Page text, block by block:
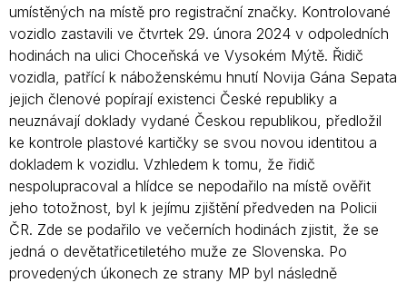
umístěných na místě pro registrační značky. Kontrolované
vozidlo zastavili ve čtvrtek 29. února 2024 v odpoledních
hodinách na ulici Choceňská ve Vysokém Mýtě. Řidič
vozidla, patřící k náboženskému hnutí Novija Gána Sepata
jejich členové popírají existenci České republiky a
neuznávají doklady vydané Českou republikou, předložil
ke kontrole plastové kartičky se svou novou identitou a
dokladem k vozidlu. Vzhledem k tomu, že řidič
nespolupracoval a hlídce se nepodařilo na místě ověřit
jeho totožnost, byl k jejímu zjištění předveden na Policii
ČR. Zde se podařilo ve večerních hodinách zjistit, že se
jedná o devětatřicetiletého muže ze Slovenska. Po
provedených úkonech ze strany MP byl následně